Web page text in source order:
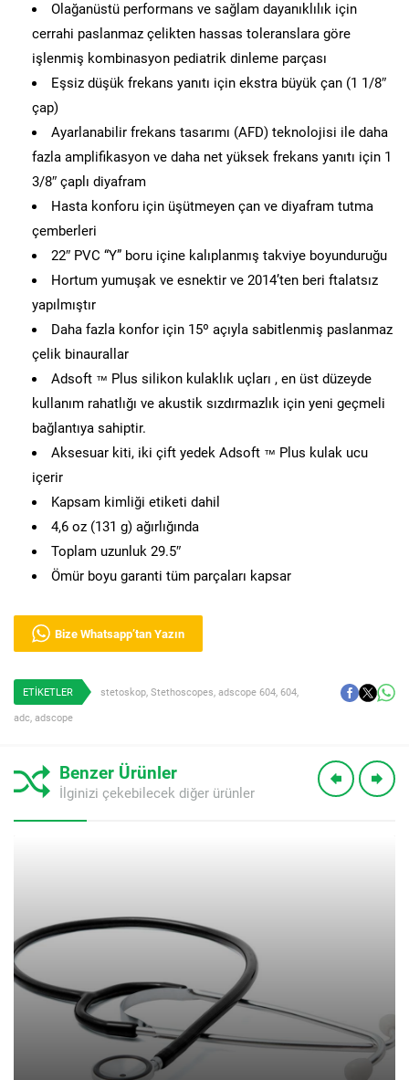
Olağanüstü performans ve sağlam dayanıklılık için
cerrahi paslanmaz çelikten hassas toleranslara göre
işlenmiş kombinasyon pediatrik dinleme parçası
Eşsiz düşük frekans yanıtı için ekstra büyük çan (1 1/8″
çap)
Ayarlanabilir frekans tasarımı (AFD) teknolojisi ile daha
fazla amplifikasyon ve daha net yüksek frekans yanıtı için 1
3/8″ çaplı diyafram
Hasta konforu için üşütmeyen çan ve diyafram tutma
çemberleri
22″ PVC “Y” boru içine kalıplanmış takviye boyunduruğu
Hortum yumuşak ve esnektir ve 2014’ten beri ftalatsız
yapılmıştır
Daha fazla konfor için 15º açıyla sabitlenmiş paslanmaz
çelik binaurallar
Adsoft ™ Plus silikon kulaklık uçları , en üst düzeyde
kullanım rahatlığı ve akustik sızdırmazlık için yeni geçmeli
bağlantıya sahiptir.
Aksesuar kiti, iki çift yedek Adsoft ™ Plus kulak ucu
içerir
Kapsam kimliği etiketi dahil
4,6 oz (131 g) ağırlığında
Toplam uzunluk 29.5″
Ömür boyu garanti tüm parçaları kapsar
Bize Whatsapp’tan Yazın
ETİKETLER stetoskop, Stethoscopes, adscope 604, 604,
adc, adscope
Benzer Ürünler
İlginizi çekebilecek diğer ürünler
Müşteri Temsilcisi